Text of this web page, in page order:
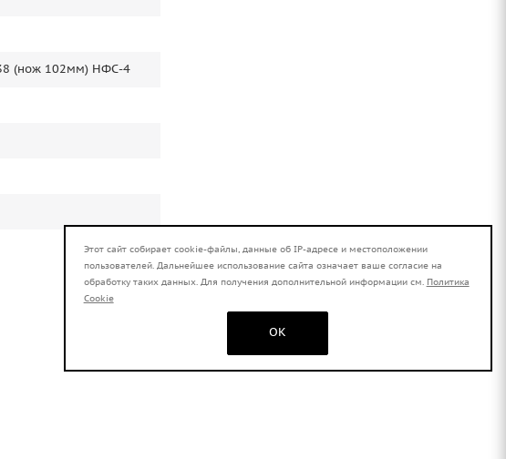
(нож 102мм) НФС-4
Этот сайт собирает cookie-файлы, данные об IP-адресе и местоположении
пользователей. Дальнейшее использование сайта означает ваше согласие на
обработку таких данных. Для получения дополнительной информации см. Политика
Cookie
OK